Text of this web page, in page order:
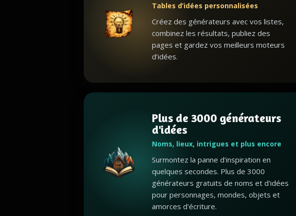
Tables d’idées personnalisées
Créez des générateurs avec vos listes,
combinez les résultats, publiez des
pages et gardez vos meilleurs moteurs
d’idées.
Plus de 3000 générateurs
d'idées
Noms, lieux, intrigues et plus encore
Surmontez la panne d'inspiration en
quelques secondes. Plus de 3000
générateurs gratuits de noms et d'idées
pour personnages, mondes, objets et
amorces d'écriture.